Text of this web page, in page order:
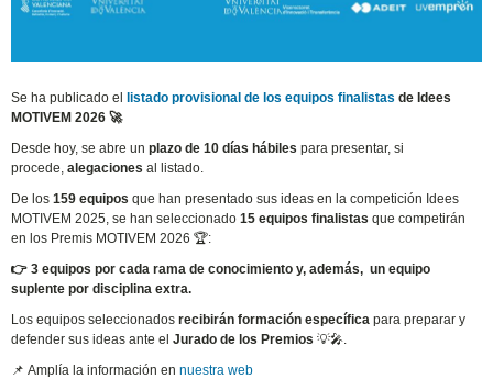
Se ha publicado el listado provisional de los equipos finalistas de Idees
MOTIVEM 2026 🚀
Desde hoy, se abre unplazo de 10 días hábilespara presentar, si
procede,alegaciones al listado.
De los 159 equipos que han presentado sus ideas en la competición Idees
MOTIVEM 2025, se han seleccionado15 equipos finalistas que competirán
en los Premis MOTIVEM 2026 🏆:
👉 3 equipos por cada rama de conocimiento y, además, un equipo
suplente por disciplina extra.
Los equipos seleccionadosrecibirán formación específica para preparar y
defender sus ideas ante elJurado de los Premios 💡🎤.
📌 Amplía la información ennuestra web